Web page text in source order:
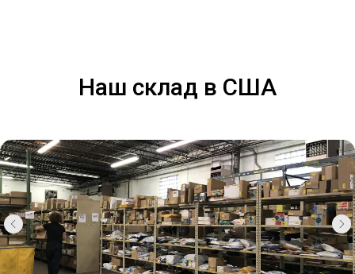
Наш склад в США